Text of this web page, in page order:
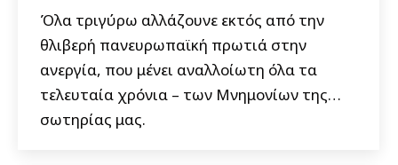
Όλα τριγύρω αλλάζουνε εκτός από την
θλιβερή πανευρωπαϊκή πρωτιά στην
ανεργία, που μένει αναλλοίωτη όλα τα
τελευταία χρόνια – των Μνημονίων της…
σωτηρίας μας.